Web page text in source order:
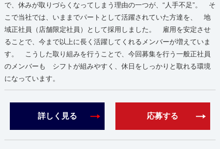
で、休みが取りづらくなってしまう理由の一つが、“人手不足”。 そ
こで当社では、いままでパートとして活躍されていた方達を、 地
域正社員（店舗限定社員）として採用しました。 雇用を安定させ
ることで、今まで以上に長く活躍してくれるメンバーが増えていま
す。 こうした取り組みを行うことで、今回募集を行う一般正社員
のメンバーも シフトが組みやすく、休日をしっかりと取れる環境
になっています。
詳しく見る 応募する